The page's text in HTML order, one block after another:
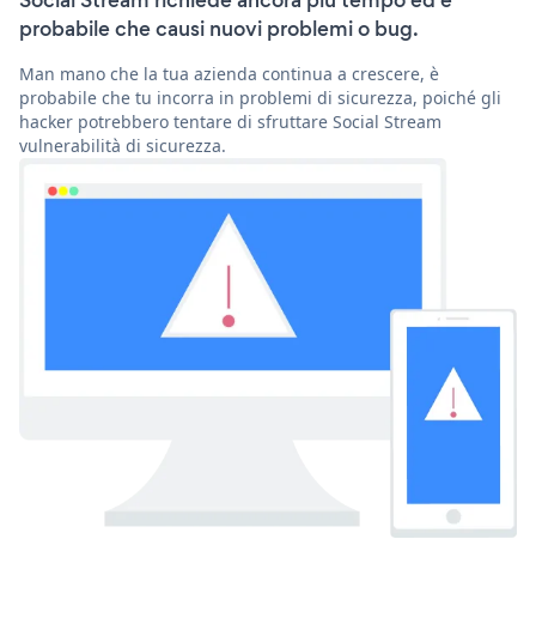
probabile che causi nuovi problemi o bug.
Man mano che la tua azienda continua a crescere, è
probabile che tu incorra in problemi di sicurezza, poiché gli
hacker potrebbero tentare di sfruttare Social Stream
vulnerabilità di sicurezza.